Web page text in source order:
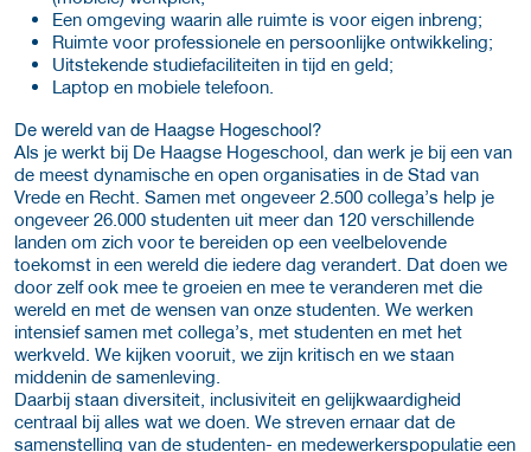
Een omgeving waarin alle ruimte is voor eigen inbreng;
Ruimte voor professionele en persoonlijke ontwikkeling;
Uitstekende studiefaciliteiten in tijd en geld;
Laptop en mobiele telefoon.
De wereld van de Haagse Hogeschool?
Als je werkt bij De Haagse Hogeschool, dan werk je bij een van
de meest dynamische en open organisaties in de Stad van
Vrede en Recht. Samen met ongeveer 2.500 collega’s help je
ongeveer 26.000 studenten uit meer dan 120 verschillende
landen om zich voor te bereiden op een veelbelovende
toekomst in een wereld die iedere dag verandert. Dat doen we
door zelf ook mee te groeien en mee te veranderen met die
wereld en met de wensen van onze studenten. We werken
intensief samen met collega’s, met studenten en met het
werkveld. We kijken vooruit, we zijn kritisch en we staan
middenin de samenleving.
Daarbij staan diversiteit, inclusiviteit en gelijkwaardigheid
centraal bij alles wat we doen. We streven ernaar dat de
samenstelling van de studenten- en medewerkerspopulatie een